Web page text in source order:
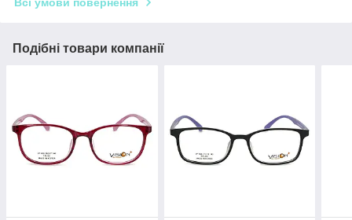
Всі умови повернення
Подібні товари компанії